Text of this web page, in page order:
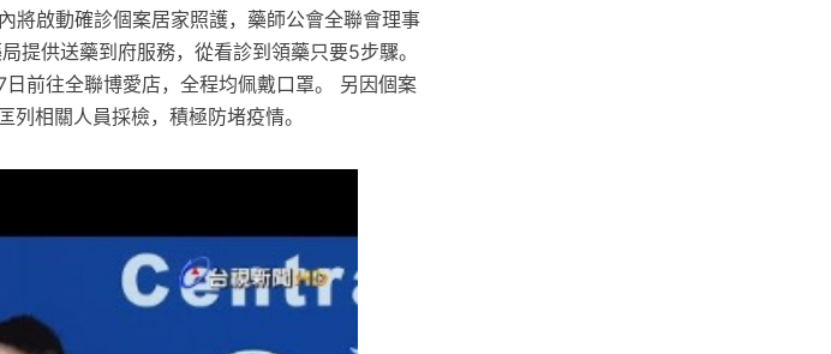
將啟動確診個案居家照護，藥師公會全聯會理事
提供送藥到府服務，從看診到領藥只要5步驟。
前往全聯博愛店，全程均佩戴口罩。 另因個案
相關人員採檢，積極防堵疫情。